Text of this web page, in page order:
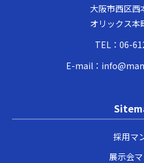
大阪市西区西
オリックス本
TEL： 06-
E-mail：
採用マ
展示会